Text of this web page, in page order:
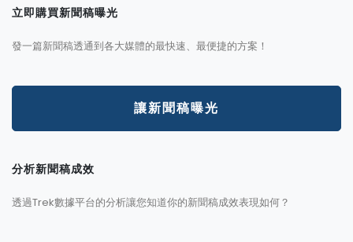
立即購買新聞稿曝光
發一篇新聞稿透通到各大媒體的最快速、最便捷的方案！
讓新聞稿曝光
分析新聞稿成效
透過Trek數據平台的分析讓您知道你的新聞稿成效表現如何？